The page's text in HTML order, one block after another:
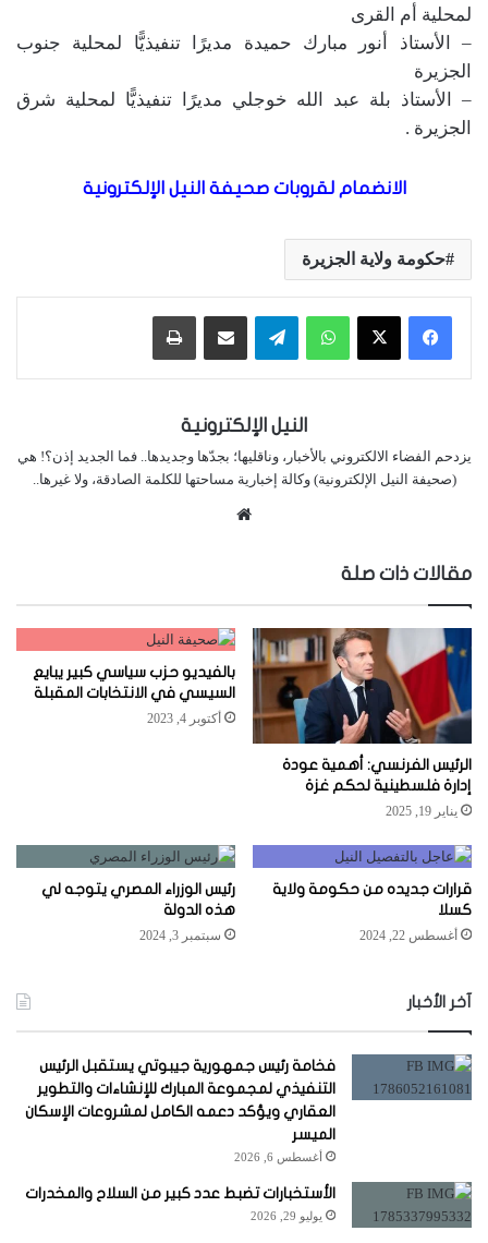
لمحلية أم القرى
– الأستاذ أنور مبارك حميدة مديرًا تنفيذيًّا لمحلية جنوب
الجزيرة
– الأستاذ بلة عبد الله خوجلي مديرًا تنفيذيًّا لمحلية شرق
الجزيرة .
الانضمام لقروبات صحيفة النيل الإلكترونية
حكومة ولاية الجزيرة
واتساب تيلقرام مشاركة عبر البريد طباعة
النيل الإلكترونية
يزدحم الفضاء الالكتروني بالأخبار، وناقليها؛ بجدّها وجديدها.. فما الجديد إذن؟! هي
(صحيفة النيل الإلكترونية) وكالة إخبارية مساحتها للكلمة الصادقة، ولا غيرها..
مقالات ذات صلة
الرئيس الفرنسي: أهمية عودة
إدارة فلسطينية لحكم غزة
يناير 19, 2025
بالفيديو حزب سياسي كبير يبايع
السيسي في الانتخابات المقبلة
أكتوبر 4, 2023
قرارات جديده من حكومة ولاية
كسلا
أغسطس 22, 2024
رئيس الوزراء المصري يتوجه لي
هذه الدولة
سبتمبر 3, 2024
آخر الأخبار
فخامة رئيس جمهورية جيبوتي يستقبل الرئيس
التنفيذي لمجموعة المبارك للإنشاءات والتطوير
العقاري ويؤكد دعمه الكامل لمشروعات الإسكان
الميسر
أغسطس 6, 2026
الأستخبارات تضبط عدد كبير من السلاح والمخدرات
يوليو 29, 2026